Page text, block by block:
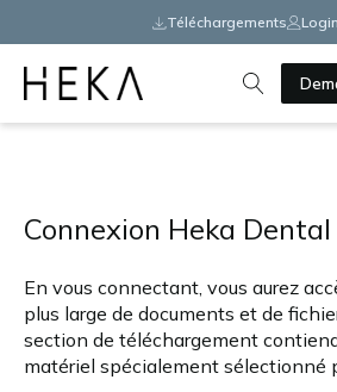
Téléchargements
Connexion Heka Dental
En vous connectant, vous aurez
plus large de documents et de
section de téléchargement
matériel spécialement sélectionné